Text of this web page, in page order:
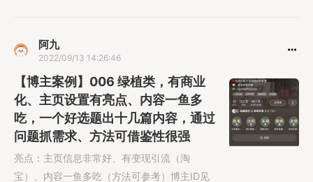
阿九
2022/09/13 14:26:46
【博主案例】006 绿植类，有商业
化、主页设置有亮点、内容一鱼多
吃，一个好选题出十几篇内容，通过
问题抓需求、方法可借鉴性很强
亮点：主页信息非常好、有变现引流（淘
宝）、内容一鱼多吃（方法可参考）博主ID见